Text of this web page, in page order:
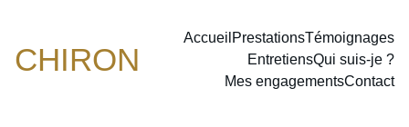
CHIRON
Accueil PrestationsTémoignages
EntretiensQui suis-je ?
Mes engagementsContact